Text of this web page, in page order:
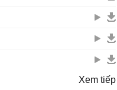
Xem tiếp